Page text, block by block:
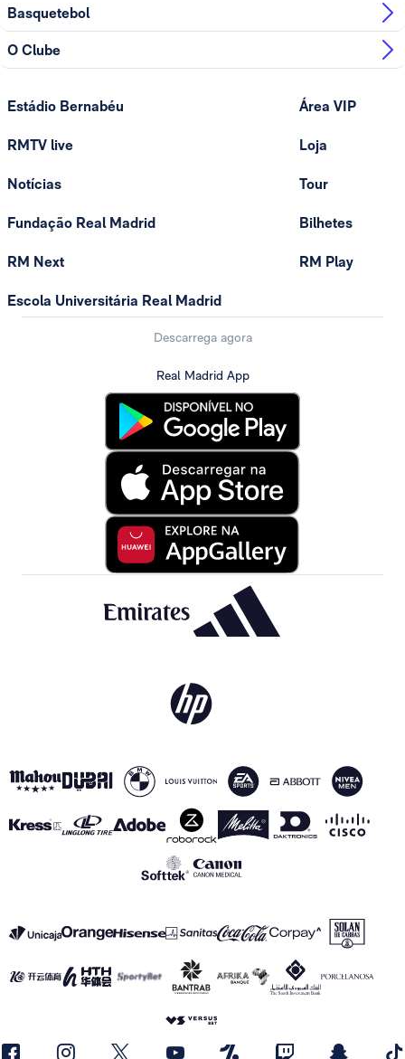
Basquetebol
O Clube
Estádio Bernabéu
RMTV live
Notícias
Fundação Real Madrid
RM Next
Escola Universitária Real Madrid
Área VIP
Loja
Tour
Bilhetes
RM Play
Descarrega agora
Real Madrid App